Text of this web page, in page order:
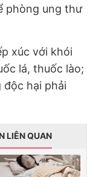
phòng ung thư
xúc với khói
lá, thuốc lào;
hại phải
LIÊN QUAN